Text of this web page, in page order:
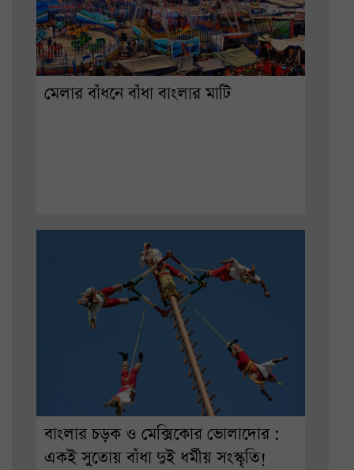
মেলার বাঁধনে বাঁধা বাংলার মাটি
বাংলার চড়ক ও মেক্সিকোর ভোলাদোর :
একই সুতোয় বাঁধা দুই ধর্মীয় সংস্কৃতি!